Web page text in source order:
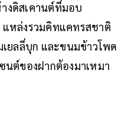
งดิสเคานต์ที่มอบ
หล่งรวมคิทแคทรสชาติ
ยลลี่บุก และขนมข้าวโพด
นต์ของฝากต้องมาเหมา